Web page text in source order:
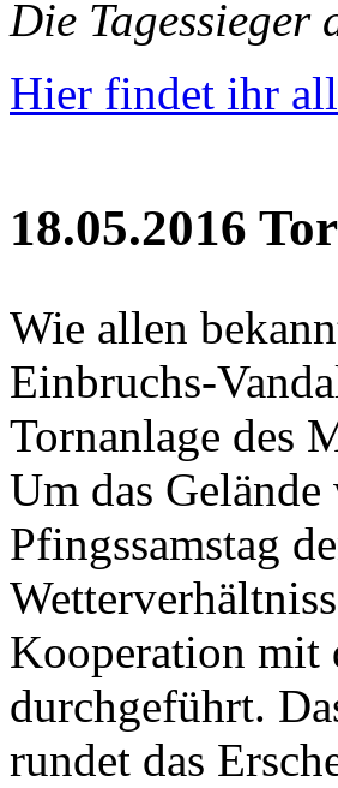
Die
Hier findet ihr
18.05.2016
Wie allen
Einbruchs-
Tornanlage des
Um das
Pfingssamstag
Kooperation mit
durchgeführt.
rundet das